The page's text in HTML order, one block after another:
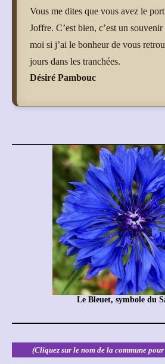
Vous me dites que vous avez le
Joffre. C’est bien, c’est un
moi si j’ai le bonheur de vous
jours dans les tranchées.
Désiré Pambouc
Le Bleuet, symbole du
(Cliquez sur le nom de la commune